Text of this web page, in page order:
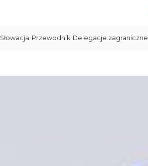
Słowacja Przewodnik Delegacje zagraniczne